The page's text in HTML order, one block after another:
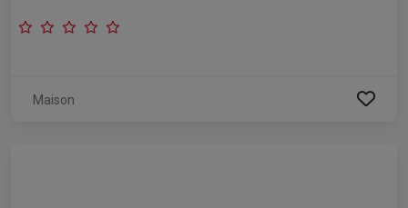
Maison